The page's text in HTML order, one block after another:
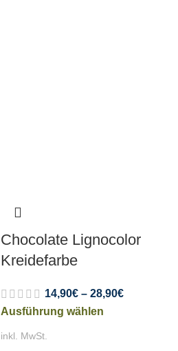
Chocolate Lignocolor
Kreidefarbe
14,90€ –28,90€
Ausführung wählen
inkl. MwSt.